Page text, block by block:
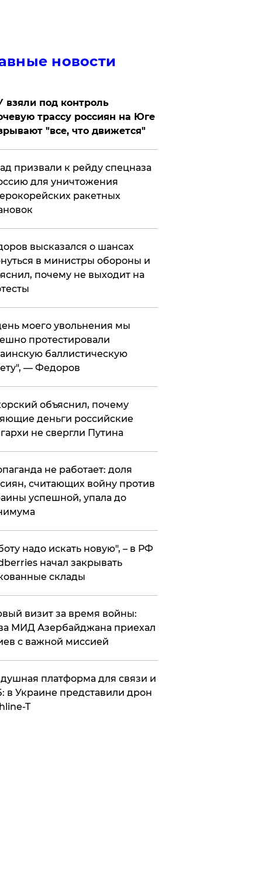
новости
взяли под контроль
трассу россиян на Юге
"все, что движется"
призвали к рейду спецназа
для уничтожения
ракетных
высказался о шансах
в министры обороны и
почему не выходит на
моего увольнения мы
протестировали
баллистическую
— Федоров
объяснил, почему
деньги российские
не свергли Путина
не работает: доля
считающих войну против
успешной, упала до
надо искать новую", – в РФ
начал закрывать
склады
визит за время войны:
МИД Азербайджана приехал
с важной миссией
платформа для связи и
в Украине представили дрон
T